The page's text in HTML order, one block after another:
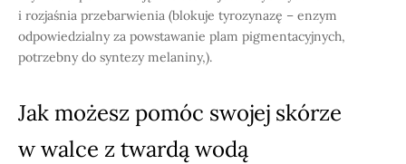
i rozjaśnia przebarwienia (blokuje tyrozynazę – enzym
odpowiedzialny za powstawanie plam pigmentacyjnych,
potrzebny do syntezy melaniny,).
Jak możesz pomóc swojej skórze
w walce z twardą wodą